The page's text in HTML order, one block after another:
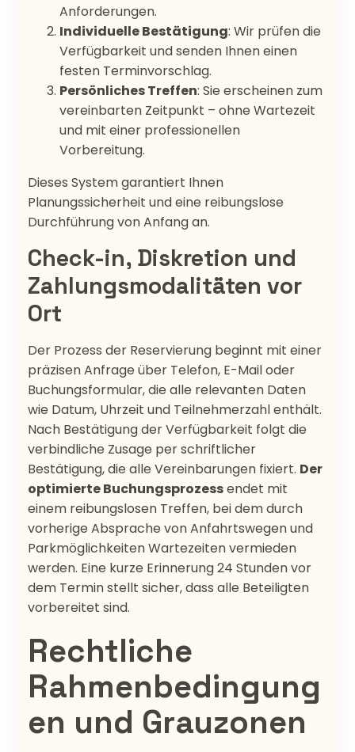
Anforderungen.
Individuelle Bestätigung: Wir prüfen die
Verfügbarkeit und senden Ihnen einen
festen Terminvorschlag.
Persönliches Treffen: Sie erscheinen zum
vereinbarten Zeitpunkt – ohne Wartezeit
und mit einer professionellen
Vorbereitung.
Dieses System garantiert Ihnen
Planungssicherheit und eine reibungslose
Durchführung von Anfang an.
Check-in, Diskretion und
Zahlungsmodalitäten vor
Ort
Der Prozess der Reservierung beginnt mit einer
präzisen Anfrage über Telefon, E-Mail oder
Buchungsformular, die alle relevanten Daten
wie Datum, Uhrzeit und Teilnehmerzahl enthält.
Nach Bestätigung der Verfügbarkeit folgt die
verbindliche Zusage per schriftlicher
Bestätigung, die alle Vereinbarungen fixiert. Der
optimierte Buchungsprozessendet mit
einem reibungslosen Treffen, bei dem durch
vorherige Absprache von Anfahrtswegen und
Parkmöglichkeiten Wartezeiten vermieden
werden. Eine kurze Erinnerung 24 Stunden vor
dem Termin stellt sicher, dass alle Beteiligten
vorbereitet sind.
Rechtliche
Rahmenbedingung
en und Grauzonen